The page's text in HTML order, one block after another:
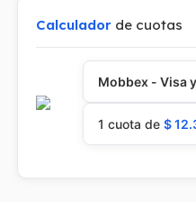
Calculadorde cuotas
Mobbex - Visa
1 cuota de $